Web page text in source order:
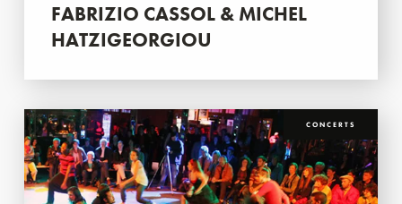
FABRIZIO CASSOL & MICHEL
HATZIGEORGIOU
CONCERTS